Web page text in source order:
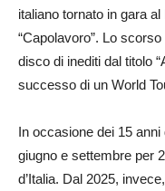
italiano tornato in gara
“Capolavoro”. Lo
disco di inediti dal titolo
successo di un World
In occasione dei 15
giugno e settembre per
d’Italia. Dal 2025,